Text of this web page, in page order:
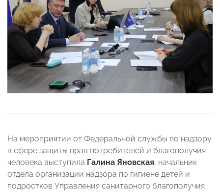
На мероприятии от Федеральной службы по надзору
в сфере защиты прав потребителей и благополучия
человека выступила Галина Яновская, начальник
отдела организации надзора по гигиене детей и
подростков Управления санитарного благополучия